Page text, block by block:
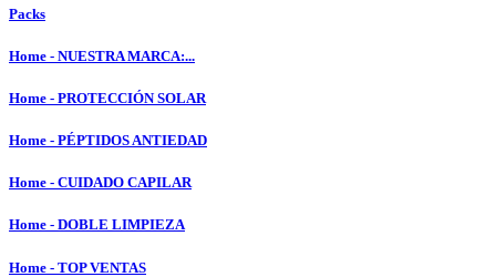
Packs
Home - NUESTRA MARCA:...
Home - PROTECCIÓN SOLAR
Home - PÉPTIDOS ANTIEDAD
Home - CUIDADO CAPILAR
Home - DOBLE LIMPIEZA
Home - TOP VENTAS